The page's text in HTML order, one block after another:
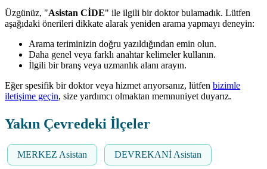
Üzgünüz, "Asistan CİDE" ile ilgili bir doktor bulamadık. Lütfen
aşağıdaki önerileri dikkate alarak yeniden arama yapmayı deneyin:
Arama teriminizin doğru yazıldığından emin olun.
Daha genel veya farklı anahtar kelimeler kullanın.
İlgili bir branş veya uzmanlık alanı arayın.
Eğer spesifik bir doktor veya hizmet arıyorsanız, lütfen bizimle
iletişime geçin, size yardımcı olmaktan memnuniyet duyarız.
Yakın Çevredeki İlçeler
MERKEZ Asistan DEVREKANİ Asistan